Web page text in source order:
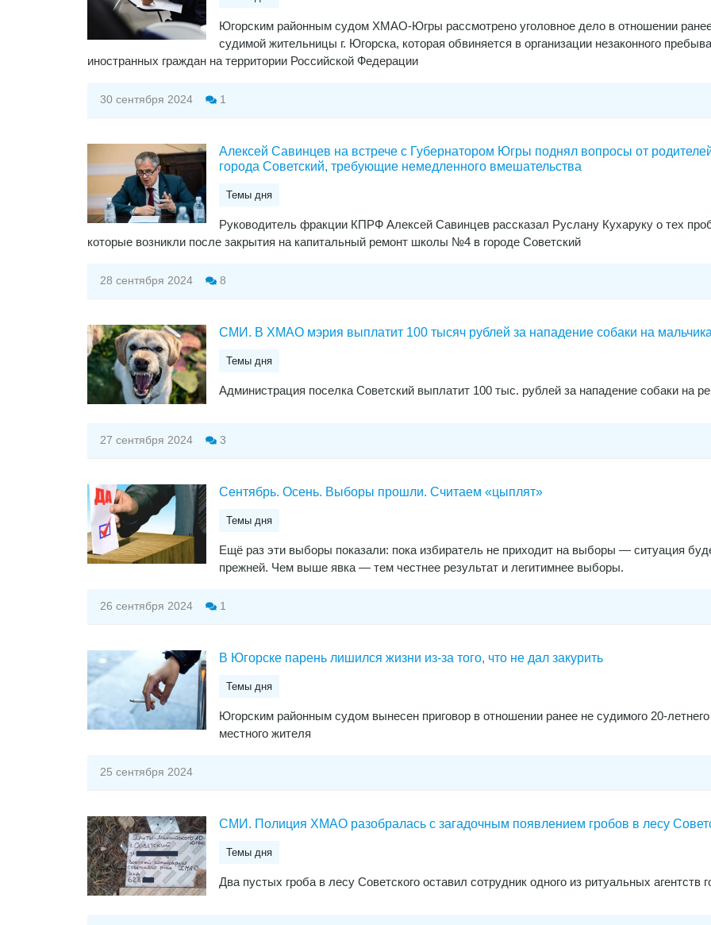
Югорским районным судом ХМАО-Югры рассмотрено уголовное дело в отношении
судимой жительницы г. Югорска, которая обвиняется в организации незаконного
иностранных граждан на территории Российской Федерации
30 сентября 2024 1
Алексей Савинцев на встрече с Губернатором Югры поднял вопросы от
города Советский, требующие немедленного вмешательства
Темы дня
Руководитель фракции КПРФ Алексей Савинцев рассказал Руслану Кухаруку о тех
которые возникли после закрытия на капитальный ремонт школы №4 в городе Советский
28 сентября 2024 8
СМИ. В ХМАО мэрия выплатит 100 тысяч рублей за нападение собаки на
Темы дня
Администрация поселка Советский выплатит 100 тыс. рублей за нападение собаки на
27 сентября 2024 3
Сентябрь. Осень. Выборы прошли. Считаем «цыплят»
Темы дня
Ещё раз эти выборы показали: пока избиратель не приходит на выборы — ситуация
прежней. Чем выше явка — тем честнее результат и легитимнее выборы.
26 сентября 2024 1
В Югорске парень лишился жизни из-за того, что не дал закурить
Темы дня
Югорским районным судом вынесен приговор в отношении ранее не судимого 20-летнего
местного жителя
25 сентября 2024
СМИ. Полиция ХМАО разобралась с загадочным появлением гробов в лесу
Темы дня
Два пустых гроба в лесу Советского оставил сотрудник одного из ритуальных агентств